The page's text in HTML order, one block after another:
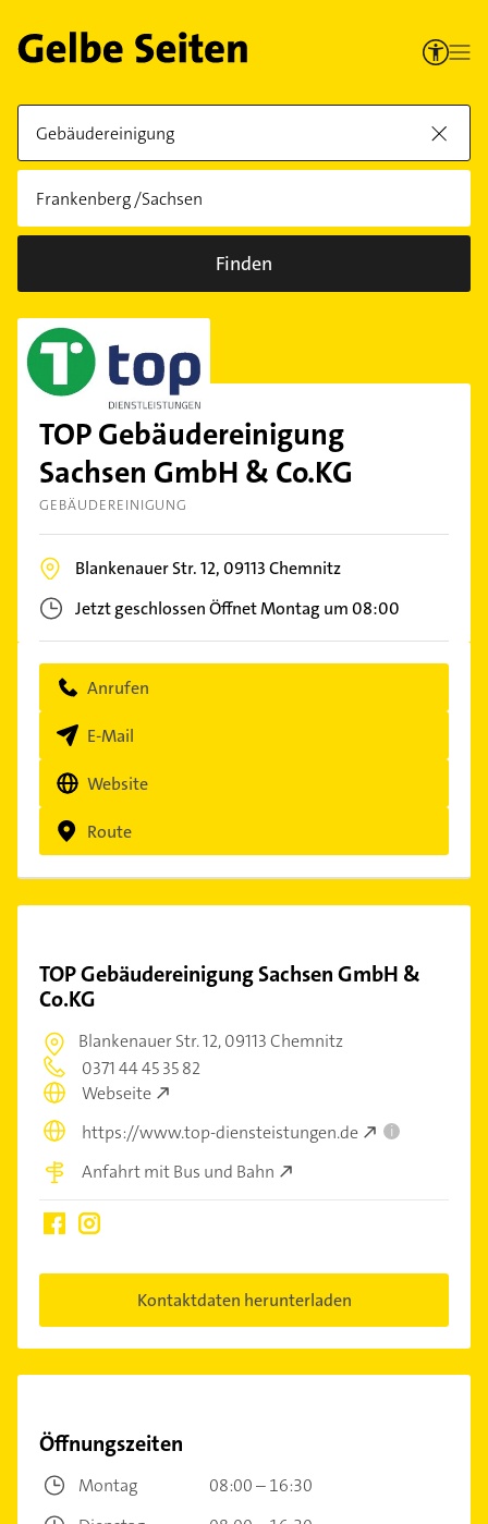
Finden
TOP Gebäudereinigung
Sachsen GmbH & Co.KG
GEBÄUDEREINIGUNG
Blankenauer Str. 12,09113Chemnitz
Jetzt geschlossenÖffnet Montag um 08:00
Anrufen
E-Mail
Website
Route
TOP Gebäudereinigung Sachsen GmbH &
Co.KG
Blankenauer Str. 12,09113 Chemnitz
0371 44 45 35 82
Webseite
https://www.top-diensteistungen.de
i
Anfahrt mit Bus und Bahn
Kontaktdaten herunterladen
Öffnungszeiten
Montag
08:00 – 16:30